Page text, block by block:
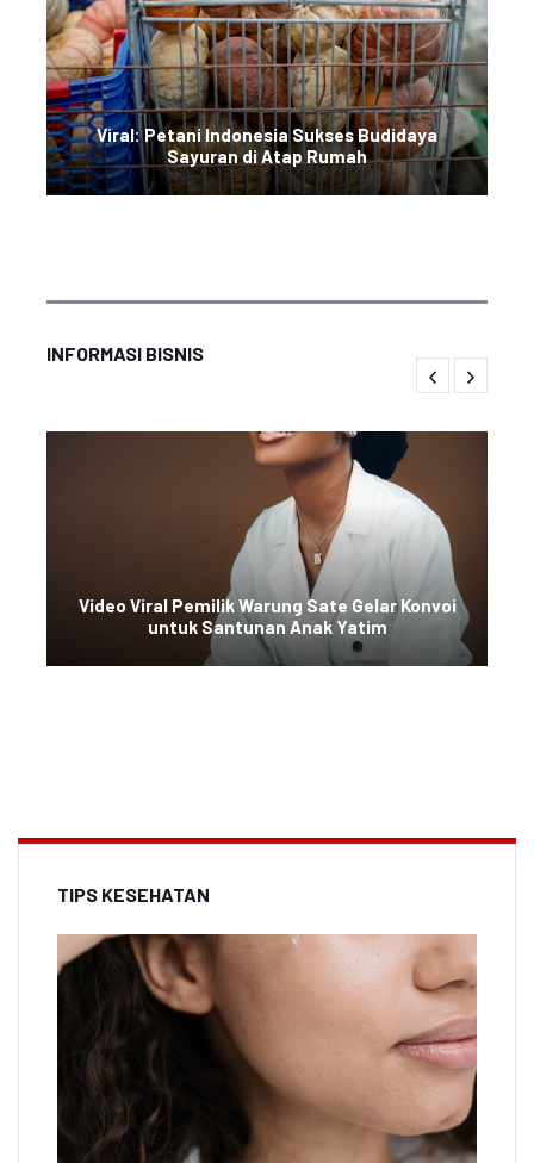
Viral: Petani Indonesia Sukses Budidaya
Sayuran di Atap Rumah
INFORMASI BISNIS
Video Viral Pemilik Warung Sate Gelar Konvoi
untuk Santunan Anak Yatim
TIPS KESEHATAN